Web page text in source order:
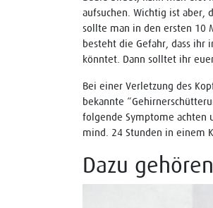
aufsuchen. Wichtig ist aber,
sollte man in den ersten 10
besteht die Gefahr, dass ihr
könntet. Dann solltet ihr
Bei einer Verletzung des
bekannte
folgende Symptome achten
mind. 24 Stunden in einem
Dazu